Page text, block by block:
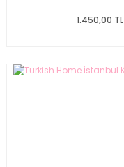
1.450,00 TL